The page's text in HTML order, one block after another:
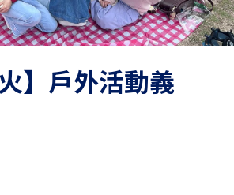
火】戶外活動義